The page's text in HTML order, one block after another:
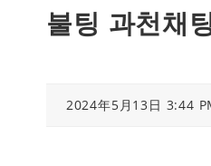
불팅 과천채
2024年5月13日 3:44